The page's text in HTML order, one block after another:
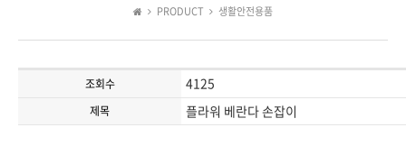
PRODUCT 생활안전용품
조회수 4125
제목 플라워 베란다 손잡이